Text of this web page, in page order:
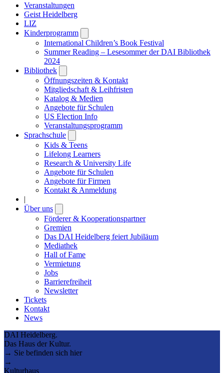
Veranstaltungen
Geist Heidelberg
LIZ
Kinderprogramm
submenu
International Children’s Book Festival
Summer Reading – Lesesommer der DAI Bibliothek
2024
Bibliothek
submenu
Öffnungszeiten & Kontakt
Mitgliedschaft & Leihfristen
Katalog & Medien
Angebote für Schulen
US Election Info
Veranstaltungsprogramm
Sprachschule
submenu
Kids & Teens
Lifelong Learners
Research & University Life
Angebote für Schulen
Angebote für Firmen
Kontakt & Anmeldung
|
Über uns
submenu
Förderer & Kooperationspartner
Gremien
Das DAI Heidelberg feiert Jubiläum
Mediathek
Hall of Fame
Vermietung
Jobs
Barrierefreiheit
Newsletter
Tickets
Kontakt
News
DAI Heidelberg.
Das Haus der Kultur.
→ Sie befinden sich hier
→
Kulturhaus